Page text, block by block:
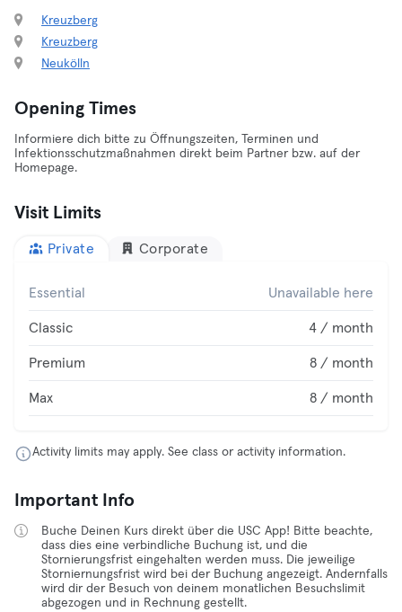
Kreuzberg
Kreuzberg
Neukölln
Opening Times
Informiere dich bitte zu Öffnungszeiten, Terminen und
Infektionsschutzmaßnahmen direkt beim Partner bzw. auf der
Homepage.
Visit Limits
Private Corporate
Essential Unavailable here
Classic 4 / month
Premium 8 / month
Max 8 / month
Activity limits may apply. See class or activity information.
Important Info
Buche Deinen Kurs direkt über die USC App! Bitte beachte,
dass dies eine verbindliche Buchung ist, und die
Stornierungsfrist eingehalten werden muss. Die jeweilige
Storniernungsfrist wird bei der Buchung angezeigt. Andernfalls
wird dir der Besuch von deinem monatlichen Besuchslimit
abgezogen und in Rechnung gestellt.